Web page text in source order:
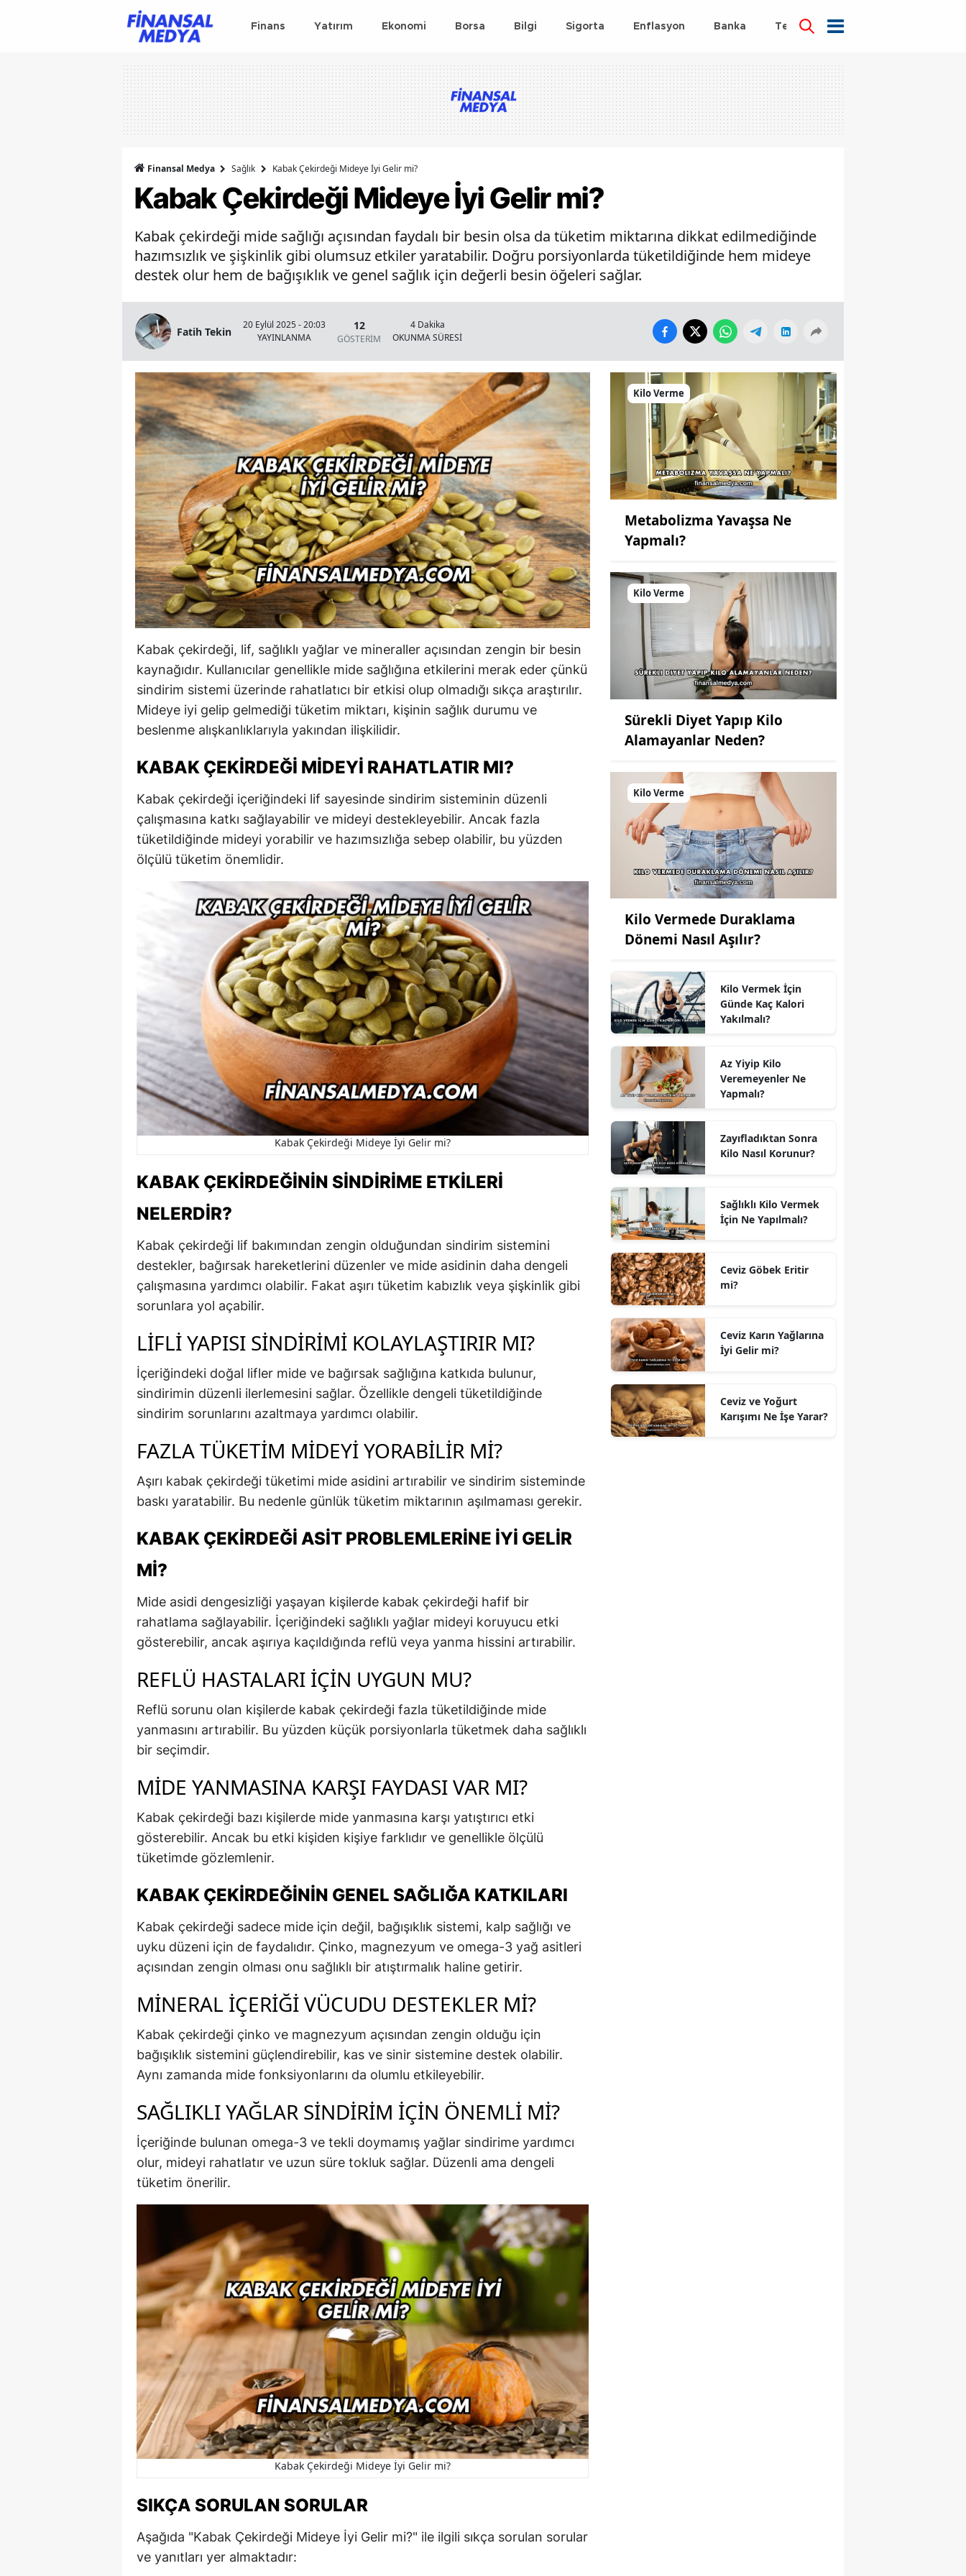
Finans Yatırım Ekonomi Borsa Bilgi Sigorta Enflasyon Banka Teknoloji
Finansal Medya Sağlık Kabak Çekirdeği Mideye İyi Gelir mi?
Kabak Çekirdeği Mideye İyi Gelir mi?
Kabak çekirdeği mide sağlığı açısından faydalı bir besin olsa da tüketim miktarına dikkat edilmediğinde
hazımsızlık ve şişkinlik gibi olumsuz etkiler yaratabilir. Doğru porsiyonlarda tüketildiğinde hem mideye
destek olur hem de bağışıklık ve genel sağlık için değerli besin öğeleri sağlar.
Fatih Tekin
20 Eylül 2025 - 20:03
YAYINLANMA
12
GÖSTERİM
4 Dakika
OKUNMA SÜRESİ
Kabak çekirdeği, lif, sağlıklı yağlar ve mineraller açısından zengin bir besin
kaynağıdır. Kullanıcılar genellikle mide sağlığına etkilerini merak eder çünkü
sindirim sistemi üzerinde rahatlatıcı bir etkisi olup olmadığı sıkça araştırılır.
Mideye iyi gelip gelmediği tüketim miktarı, kişinin sağlık durumu ve
beslenme alışkanlıklarıyla yakından ilişkilidir.
KABAK ÇEKIRDEĞI MIDEYI RAHATLATIR MI?
Kabak çekirdeği içeriğindeki lif sayesinde sindirim sisteminin düzenli
çalışmasına katkı sağlayabilir ve mideyi destekleyebilir. Ancak fazla
tüketildiğinde mideyi yorabilir ve hazımsızlığa sebep olabilir, bu yüzden
ölçülü tüketim önemlidir.
Kabak Çekirdeği Mideye İyi Gelir mi?
KABAK ÇEKIRDEĞININ SINDIRIME ETKILERI
NELERDIR?
Kabak çekirdeği lif bakımından zengin olduğundan sindirim sistemini
destekler, bağırsak hareketlerini düzenler ve mide asidinin daha dengeli
çalışmasına yardımcı olabilir. Fakat aşırı tüketim kabızlık veya şişkinlik gibi
sorunlara yol açabilir.
LIFLI YAPISI SINDIRIMI KOLAYLAŞTIRIR MI?
İçeriğindeki doğal lifler mide ve bağırsak sağlığına katkıda bulunur,
sindirimin düzenli ilerlemesini sağlar. Özellikle dengeli tüketildiğinde
sindirim sorunlarını azaltmaya yardımcı olabilir.
FAZLA TÜKETIM MIDEYI YORABILIR MI?
Aşırı kabak çekirdeği tüketimi mide asidini artırabilir ve sindirim sisteminde
baskı yaratabilir. Bu nedenle günlük tüketim miktarının aşılmaması gerekir.
KABAK ÇEKIRDEĞI ASIT PROBLEMLERINE İYI GELIR
MI?
Mide asidi dengesizliği yaşayan kişilerde kabak çekirdeği hafif bir
rahatlama sağlayabilir. İçeriğindeki sağlıklı yağlar mideyi koruyucu etki
gösterebilir, ancak aşırıya kaçıldığında reflü veya yanma hissini artırabilir.
REFLÜ HASTALARI İÇIN UYGUN MU?
Reflü sorunu olan kişilerde kabak çekirdeği fazla tüketildiğinde mide
yanmasını artırabilir. Bu yüzden küçük porsiyonlarla tüketmek daha sağlıklı
bir seçimdir.
MIDE YANMASINA KARŞI FAYDASI VAR MI?
Kabak çekirdeği bazı kişilerde mide yanmasına karşı yatıştırıcı etki
gösterebilir. Ancak bu etki kişiden kişiye farklıdır ve genellikle ölçülü
tüketimde gözlemlenir.
KABAK ÇEKIRDEĞININ GENEL SAĞLIĞA KATKILARI
Kabak çekirdeği sadece mide için değil, bağışıklık sistemi, kalp sağlığı ve
uyku düzeni için de faydalıdır. Çinko, magnezyum ve omega-3 yağ asitleri
açısından zengin olması onu sağlıklı bir atıştırmalık haline getirir.
MINERAL İÇERIĞI VÜCUDU DESTEKLER MI?
Kabak çekirdeği çinko ve magnezyum açısından zengin olduğu için
bağışıklık sistemini güçlendirebilir, kas ve sinir sistemine destek olabilir.
Aynı zamanda mide fonksiyonlarını da olumlu etkileyebilir.
SAĞLIKLI YAĞLAR SINDIRIM İÇIN ÖNEMLI MI?
İçeriğinde bulunan omega-3 ve tekli doymamış yağlar sindirime yardımcı
olur, mideyi rahatlatır ve uzun süre tokluk sağlar. Düzenli ama dengeli
tüketim önerilir.
Kabak Çekirdeği Mideye İyi Gelir mi?
SIKÇA SORULAN SORULAR
Aşağıda "Kabak Çekirdeği Mideye İyi Gelir mi?" ile ilgili sıkça sorulan sorular
ve yanıtları yer almaktadır:
Kilo Verme
Metabolizma Yavaşsa Ne
Yapmalı?
Kilo Verme
Sürekli Diyet Yapıp Kilo
Alamayanlar Neden?
Kilo Verme
Kilo Vermede Duraklama
Dönemi Nasıl Aşılır?
Kilo Vermek İçin
Günde Kaç Kalori
Yakılmalı?
Az Yiyip Kilo
Veremeyenler Ne
Yapmalı?
Zayıfladıktan Sonra
Kilo Nasıl Korunur?
Sağlıklı Kilo Vermek
İçin Ne Yapılmalı?
Ceviz Göbek Eritir
mi?
Ceviz Karın Yağlarına
İyi Gelir mi?
Ceviz ve Yoğurt
Karışımı Ne İşe Yarar?